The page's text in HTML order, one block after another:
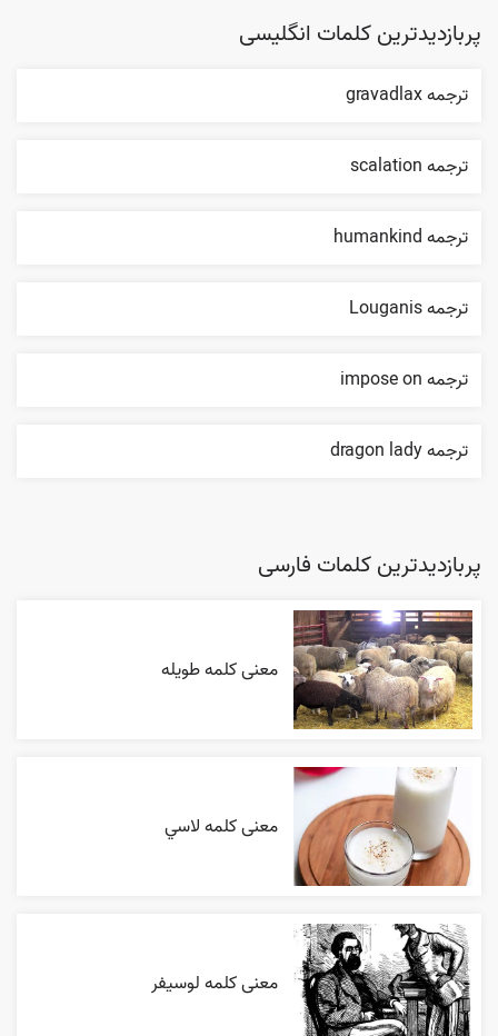
پربازدیدترین کلمات انگلیسی
ترجمه gravadlax
ترجمه scalation
ترجمه humankind
ترجمه Louganis
ترجمه impose on
ترجمه dragon lady
پربازدیدترین کلمات فارسی
معنی کلمه طویله
معنی کلمه لاسي
معنی کلمه لوسیفر